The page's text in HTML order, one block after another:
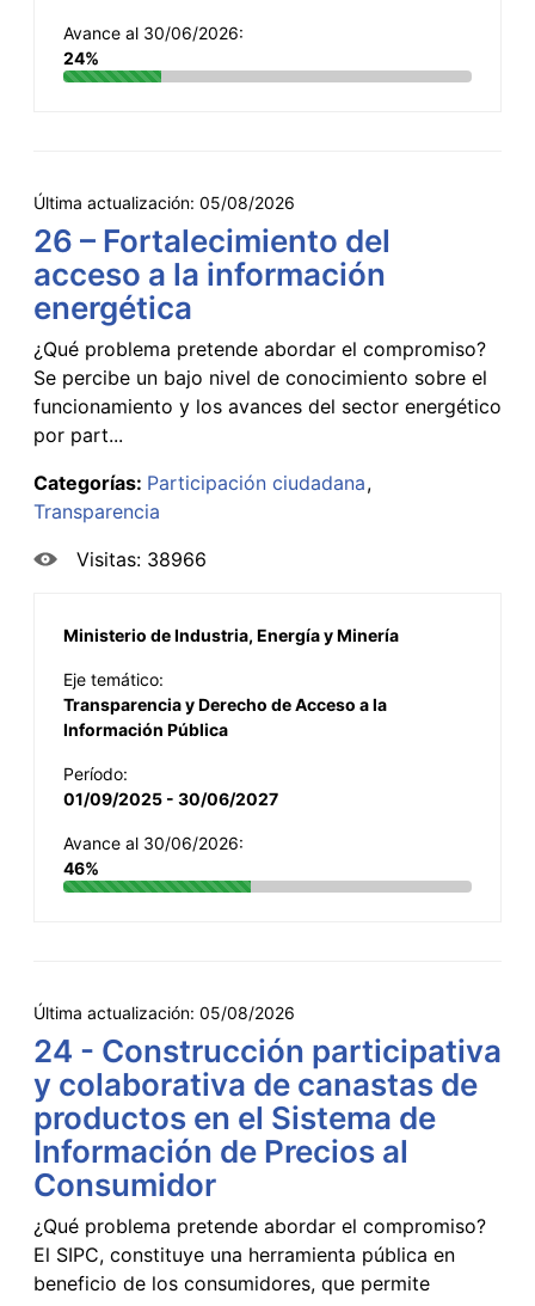
Avance al 30/06/2026:
24%
Última actualización: 05/08/2026
26 – Fortalecimiento del
acceso a la información
energética
¿Qué problema pretende abordar el compromiso?
Se percibe un bajo nivel de conocimiento sobre el
funcionamiento y los avances del sector energético
por part...
Categorías: Participación ciudadana
Transparencia
Visitas: 38966
Ministerio de Industria, Energía y Minería
Eje temático:
Transparencia y Derecho de Acceso a la
Información Pública
Período:
01/09/2025 - 30/06/2027
Avance al 30/06/2026:
46%
Última actualización: 05/08/2026
24 - Construcción participativa
y colaborativa de canastas de
productos en el Sistema de
Información de Precios al
Consumidor
¿Qué problema pretende abordar el compromiso?
El SIPC, constituye una herramienta pública en
beneficio de los consumidores, que permite